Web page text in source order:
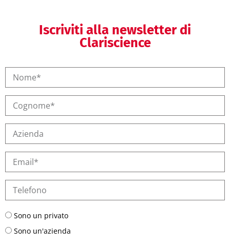
Iscriviti alla newsletter di
Clariscience
Sono un privato
Sono un'azienda